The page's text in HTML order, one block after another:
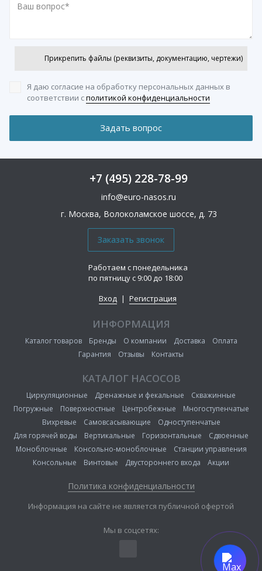
Прикрепить файлы (реквизиты, документацию, чертежи)
Я даю согласие на обработку персональных данных в
соответствии сполитикой конфиденциальности
+7 (495) 228-78-99
info@euro-nasos.ru
г. Москва, Волоколамское шоссе, д. 73
Работаем с понедельника
по пятницу с 9:00 до 18:00
Вход | Регистрация
ИНФОРМАЦИЯ
Каталог товаров Бренды О компании Доставка
Оплата
Гарантия
Отзывы Контакты
КАТАЛОГ НАСОСОВ
Циркуляционные Дренажные и фекальные
Скважинные
Погружные
Поверхностные Центробежные
Многоступенчатые
Вихревые
Самовсасывающие
Одноступенчатые
Для горячей воды
Вертикальные Горизонтальные
Сдвоенные
Моноблочные
Консольно-моноблочные
Станции управления
Консольные
Винтовые Двустороннего входа Акции
Политика конфиденциальности
Информация на сайте не является публичной офертой
Мы в соцсетях: